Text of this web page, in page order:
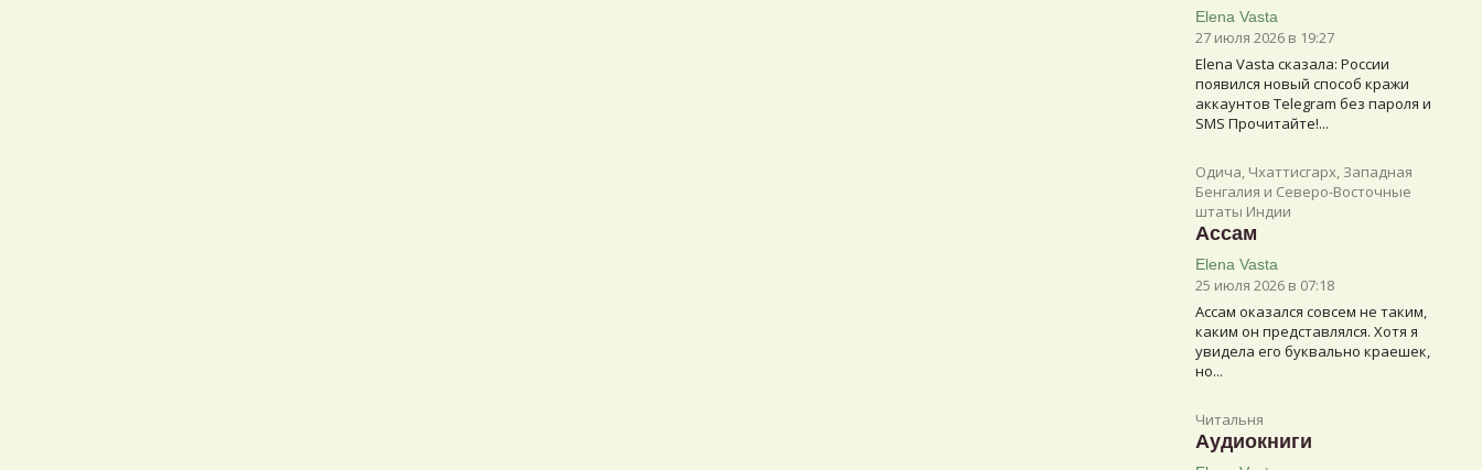
Elena Vasta
27 июля 2026 в 19:27
Elena Vasta сказалa: России
появился новый способ кражи
аккаунтов Telegram без пароля и
SMS Прочитайте!...
Одича, Чхаттисгарх, Западная
Бенгалия и Северо-Восточные
штаты Индии
Ассам
Elena Vasta
25 июля 2026 в 07:18
Ассам оказался совсем не таким,
каким он представлялся. Хотя я
увидела его буквально краешек,
но...
Читальня
Аудиокниги